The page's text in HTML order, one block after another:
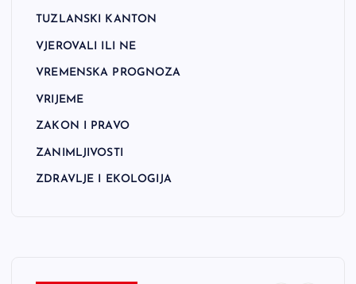
TUZLANSKI KANTON
VJEROVALI ILI NE
VREMENSKA PROGNOZA
VRIJEME
ZAKON I PRAVO
ZANIMLJIVOSTI
ZDRAVLJE I EKOLOGIJA